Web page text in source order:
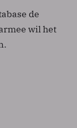
de
wil het